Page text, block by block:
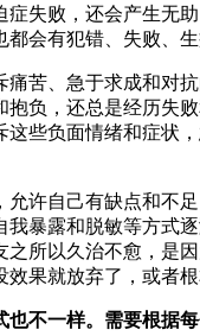
失败，还会产生
会有犯错、失败、
苦、急于求成和对
负，还总是经历失
些负面情绪和症
许自己有缺点和
暴露和脱敏等方式
所以久治不愈，
果就放弃了，或者
不一样。需要根